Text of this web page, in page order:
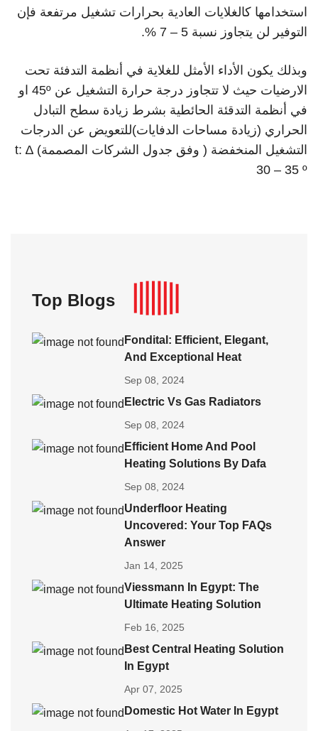
استخدامها كالغلايات العادية بحرارات تشغيل مرتفعة فإن
التوفير لن يتجاوز نسبة 5 – 7 %.
وبذلك يكون الأداء الأمثل للغلاية في أنظمة التدفئة تحت
الارضيات حيث لا تتجاوز درجة حرارة التشغيل عن 45º او
في أنظمة التدقئة الحائطية بشرط زيادة سطح التبادل
الحراري (زيادة مساحات الدفايات)للتعويض عن الدرجات
التشغيل المنخفضة ( وفق جدول الشركات المصممة) ∆t:
30 – 35 º
Top Blogs
Fondital: Efficient, Elegant,
And Exceptional Heat
Sep 08, 2024
Electric Vs Gas Radiators
Sep 08, 2024
Efficient Home And Pool
Heating Solutions By Dafa
Sep 08, 2024
Underfloor Heating
Uncovered: Your Top FAQs
Answer
Jan 14, 2025
Viessmann In Egypt: The
Ultimate Heating Solution
Feb 16, 2025
Best Central Heating Solution
In Egypt
Apr 07, 2025
Domestic Hot Water In Egypt